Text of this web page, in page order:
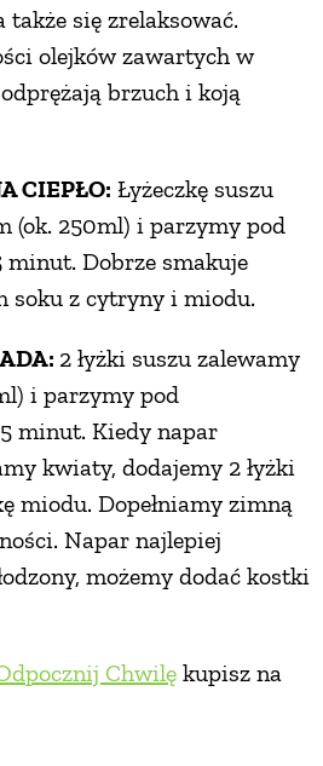
także się zrelaksować.
olejków zawartych w
brzuch i koją
CIEPŁO: Łyżeczkę suszu
(ok. 250ml) i parzymy pod
Dobrze smakuje
soku z cytryny i miodu.
2 łyżki suszu zalewamy
i parzymy pod
minut. Kiedy napar
kwiaty, dodajemy 2 łyżki
miodu. Dopełniamy zimną
Napar najlepiej
możemy dodać kostki
Chwilę kupisz na